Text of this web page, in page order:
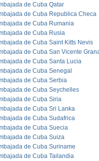
de Cuba Qatar
de Cuba Republica Checa
de Cuba Rumania
de Cuba Rusia
de Cuba Saint Kitts Nevis
de Cuba San Vicente
de Cuba Santa Lucia
de Cuba Senegal
de Cuba Serbia
de Cuba Seychelles
de Cuba Siria
de Cuba Sri Lanka
de Cuba Sudafrica
de Cuba Suecia
de Cuba Suiza
de Cuba Suriname
de Cuba Tailandia